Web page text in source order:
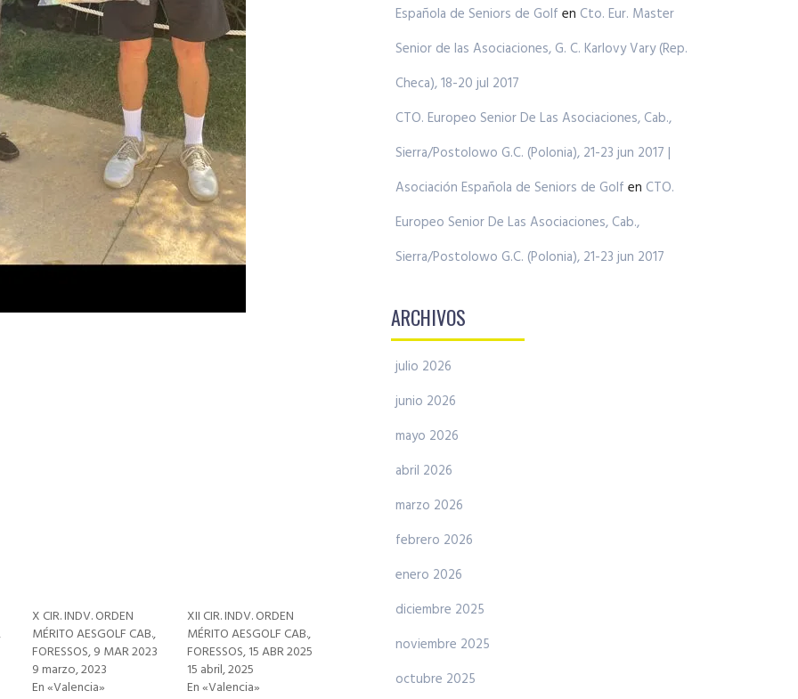
X CIR. INDV. ORDEN
MÉRITO AESGOLF CAB.,
FORESSOS, 9 MAR 2023
9 marzo, 2023
En «Valencia»
XII CIR. INDV. ORDEN
MÉRITO AESGOLF CAB.,
FORESSOS, 15 ABR 2025
15 abril, 2025
En «Valencia»
Española de Seniors de Golf en Cto. Eur. Master
Senior de las Asociaciones, G. C. Karlovy Vary (Rep.
Checa), 18-20 jul 2017
CTO. Europeo Senior De Las Asociaciones, Cab.,
Sierra/Postolowo G.C. (Polonia), 21-23 jun 2017 |
Asociación Española de Seniors de Golf en CTO.
Europeo Senior De Las Asociaciones, Cab.,
Sierra/Postolowo G.C. (Polonia), 21-23 jun 2017
ARCHIVOS
julio 2026
junio 2026
mayo 2026
abril 2026
marzo 2026
febrero 2026
enero 2026
diciembre 2025
noviembre 2025
octubre 2025